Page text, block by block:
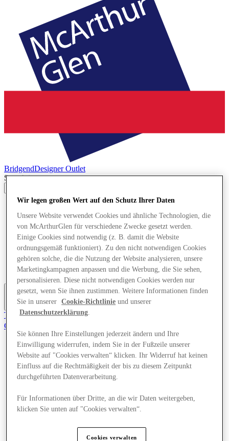
BridgendDesigner Outlet
Search input
Geschäfte
Angebote
Planen Sie Ihren Besuch
Was läuft
Essen & Trinken
Dienstleistungen
Geschenkkarten
Mittelkarte
More
Tritt dem Club bei.
Gerettet
de
Geschäfte
Planen Sie Ihren Besuch
Was läuft
Dienstleistungen
Geschenkkarten
Wir legen großen Wert auf den Schutz Ihrer Daten
Unsere Website verwendet Cookies und ähnliche Technologien, die
von McArthurGlen für verschiedene Zwecke gesetzt werden.
Einige Cookies sind notwendig (z. B. damit die Website
ordnungsgemäß funktioniert). Zu den nicht notwendigen Cookies
gehören solche, die die Nutzung der Website analysieren, unsere
Marketingkampagnen anpassen und die Werbung, die Sie sehen,
personalisieren. Diese nicht notwendigen Cookies werden nur
gesetzt, wenn Sie ihnen zustimmen. Weitere Informationen finden
Sie in unserer
Cookie-Richtlinie und unserer
Datenschutzerklärung
Sie können Ihre Einstellungen jederzeit ändern und Ihre
Einwilligung widerrufen, indem Sie in der Fußzeile unserer
Website auf "Cookies verwalten“ klicken. Ihr Widerruf hat keinen
Einfluss auf die Rechtmäßigkeit der bis zu diesem Zeitpunkt
durchgeführten Datenverarbeitung.
Für Informationen über Dritte, an die wir Daten weitergeben,
klicken Sie unten auf "Cookies verwalten“.
Cookies verwalten